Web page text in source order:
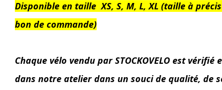
Disponible en taille XS, S, M, L, XL (taille à
bon de commande)
Chaque vélo vendu par STOCKOVELO est vérifié
dans notre atelier dans un souci de qualité, de